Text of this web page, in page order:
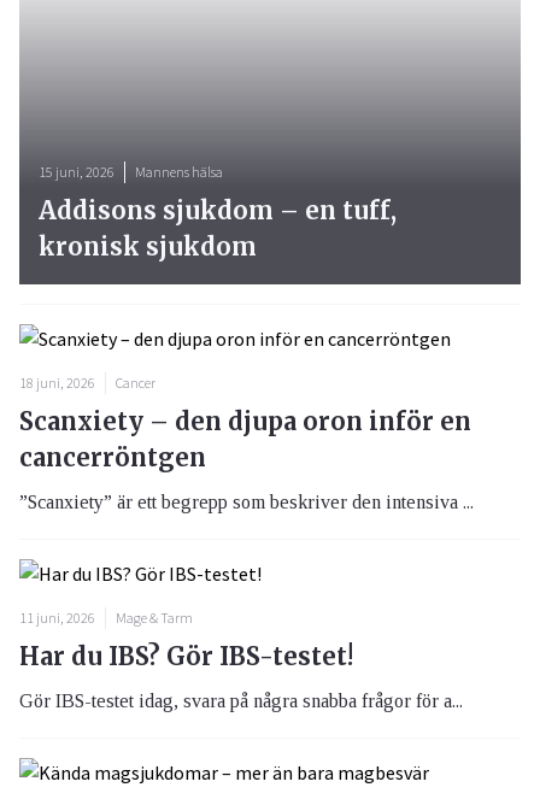
15 juni, 2026 Mannens hälsa
Addisons sjukdom – en tuff,
kronisk sjukdom
18 juni, 2026 Cancer
Scanxiety – den djupa oron inför en
cancerröntgen
”Scanxiety” är ett begrepp som beskriver den intensiva ...
11 juni, 2026 Mage & Tarm
Har du IBS? Gör IBS-testet!
Gör IBS-testet idag, svara på några snabba frågor för a...